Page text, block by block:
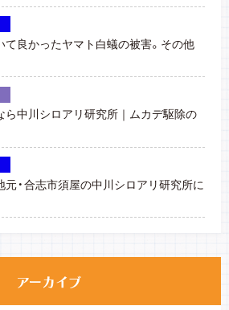
て良かったヤマト白蟻の被害。その他
ら中川シロアリ研究所｜ムカデ駆除の
元・合志市須屋の中川シロアリ研究所に